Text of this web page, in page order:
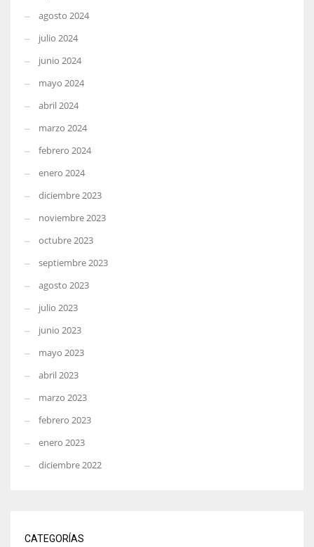
agosto 2024
julio 2024
junio 2024
mayo 2024
abril 2024
marzo 2024
febrero 2024
enero 2024
diciembre 2023
noviembre 2023
octubre 2023
septiembre 2023
agosto 2023
julio 2023
junio 2023
mayo 2023
abril 2023
marzo 2023
febrero 2023
enero 2023
diciembre 2022
CATEGORÍAS